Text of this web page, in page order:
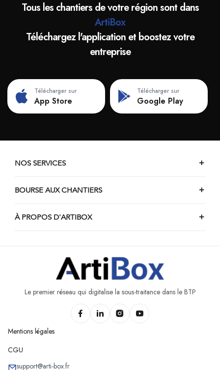
Tous les chantiers de votre région sont dans
ArtiBox
Téléchargez l'application et boostez votre
entreprise
Télécharger sur
App Store
Télécharger sur
Google Play
NOS SERVICES
BOURSE AUX CHANTIERS
À PROPOS D'ARTIBOX
Le premier réseau qui digitalise la sous-traitance dans le BTP
Mentions légales
CGU
support@arti-box.fr